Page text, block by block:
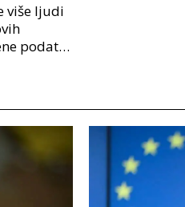
više ljudi
podatke